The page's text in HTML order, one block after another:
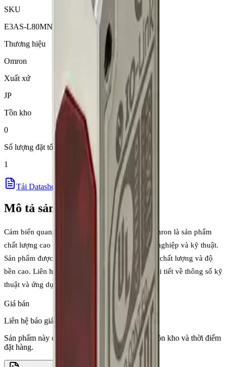
SKU
E3AS-L80MN-M1TJ-0.3M
Thương hiệu
Omron
Xuất xứ
JP
Tồn kho
0
Số lượng đặt tối thiểu
1
Tải Datasheet (PDF)
Mô tả sản phẩm
Cảm biến quang Omron E3AS-L thương hiệu Omron là sản phẩm
chất lượng cao phục vụ cho các ứng dụng công nghiệp và kỹ thuật.
Sản phẩm được nhập khẩu chính hãng, đảm bảo chất lượng và độ
bền cao. Liên hệ với chúng tôi để được tư vấn chi tiết về thông số kỹ
thuật và ứng dụng phù hợp với nhu cầu của bạn.
Giá bán
Liên hệ báo giá
Sản phẩm này cần xác nhận giá theo số lượng, tồn kho và thời điểm
đặt hàng.